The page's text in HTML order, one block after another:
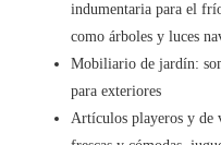
indumentaria para el
como árboles y luces
Mobiliario de jardín:
para exteriores
Artículos playeros y de